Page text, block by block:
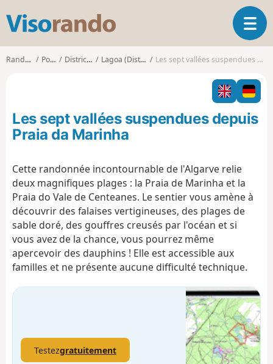
s
o
o
O
u
i
r
l
a
a
Randonnées Portugal District de Faro Lagoa (District de Faro) Les sept vallées suspendues depuis Praia da Marinha
Les sept vallées suspendues depuis
Praia da Marinha
Cette randonnée incontournable de l'Algarve relie
deux magnifiques plages : la Praia de Marinha et la
Praia do Vale de Centeanes. Le sentier vous amène à
découvrir des falaises vertigineuses, des plages de
sable doré, des gouffres creusés par l'océan et si
vous avez de la chance, vous pourrez même
apercevoir des dauphins ! Elle est accessible aux
familles et ne présente aucune difficulté technique.
Testezgratuitement